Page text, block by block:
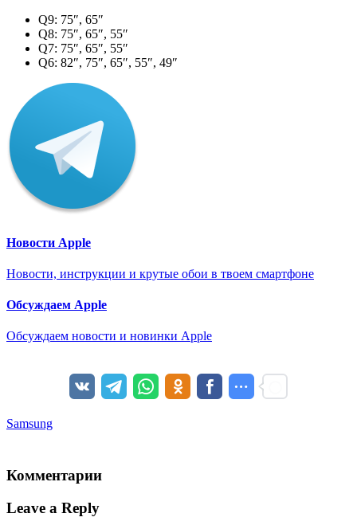
Q9: 75″, 65″
Q8: 75″, 65″, 55″
Q7: 75″, 65″, 55″
Q6: 82″, 75″, 65″, 55″, 49″
Новости Apple
Новости, инструкции и крутые обои в твоем смартфоне
Обсуждаем Apple
Обсуждаем новости и новинки Apple
Samsung
Комментарии
Leave a Reply